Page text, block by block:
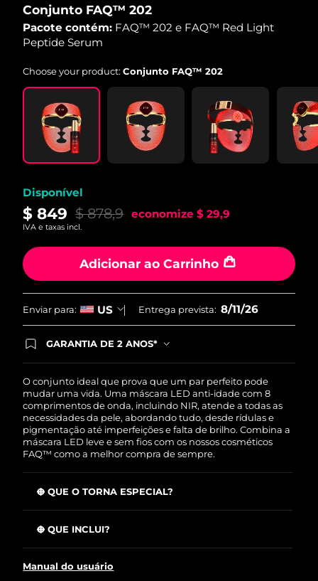
Conjunto FAQ™ 202
Pacote contém: FAQ™ 202 e FAQ™ Red Light
Peptide Serum
Choose your product:Conjunto FAQ™ 202
Disponível
$ 849 $ 878,9 economize $ 29,9
IVA e taxas incl.
Adicionar ao Carrinho
Enviar para: US Entrega prevista: 8/11/26
GARANTIA DE 2 ANOS*
significa que se você tiver qualquer problema até
2 anos após a compra, a FOREO substituirá seu
produto gratuitamente.*exceto pelo Luna FOFO
e Luna Play plus cuja garantia é de 90 dias.
O conjunto ideal que prova que um par perfeito pode
mudar uma vida. Uma máscara LED anti-idade com 8
comprimentos de onda, incluindo NIR, atende a todas as
necessidades da pele, abordando tudo, desde rídulas e
pigmentação até imperfeições e falta de brilho. Combina a
máscara LED leve e sem fios com os nossos cosméticos
FAQ™ como a melhor compra de sempre.
O QUE O TORNA ESPECIAL?
apenas 2 semanas.
Clinicamente testado para melhorar a firmeza e a
O QUE INCLUI?
FAQ™ Red Light Peptide Serum
Manual do usuário